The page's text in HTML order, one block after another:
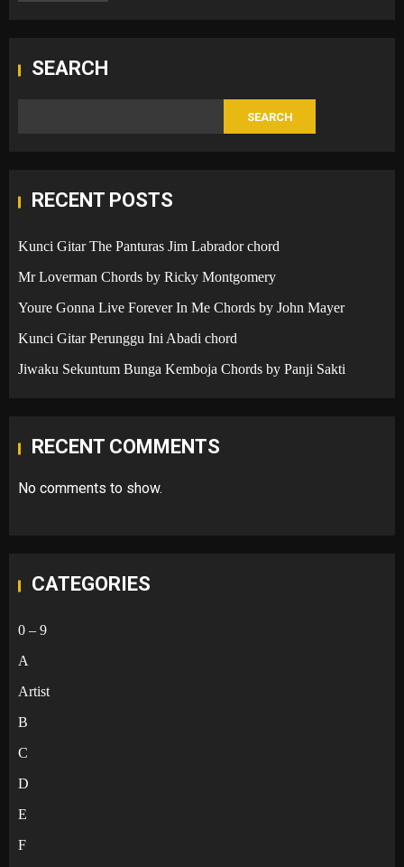
SEARCH
SEARCH
RECENT POSTS
Kunci Gitar The Panturas Jim Labrador chord
Mr Loverman Chords by Ricky Montgomery
Youre Gonna Live Forever In Me Chords by John Mayer
Kunci Gitar Perunggu Ini Abadi chord
Jiwaku Sekuntum Bunga Kemboja Chords by Panji Sakti
RECENT COMMENTS
No comments to show.
CATEGORIES
0 – 9
A
Artist
B
C
D
E
F